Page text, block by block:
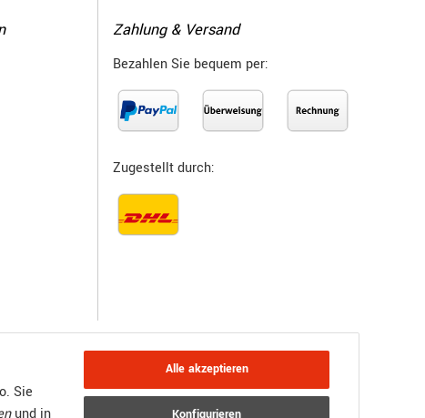
Alle akzeptieren
Konfigurieren
Sie
und in
Zahlung & Versand
Bezahlen Sie bequem per:
Zugestellt durch: